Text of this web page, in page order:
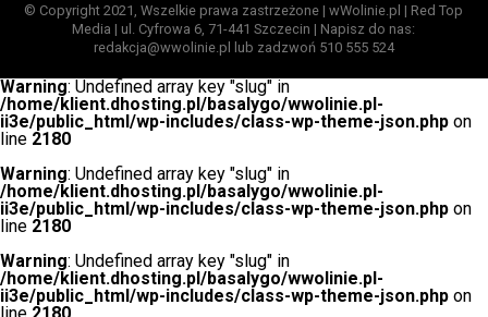
© Copyright 2021, Wszelkie prawa zastrzeżone | wWolinie.pl | Red Top
Media | ul. Cyfrowa 6, 71-441 Szczecin | Napisz do nas:
redakcja@wwolinie.pl lub zadzwoń 510 555 524
Warning: Undefined array key "slug" in
/home/klient.dhosting.pl/basalygo/wwolinie.pl-
ii3e/public_html/wp-includes/class-wp-theme-json.php on
line 2180
Warning: Undefined array key "slug" in
/home/klient.dhosting.pl/basalygo/wwolinie.pl-
ii3e/public_html/wp-includes/class-wp-theme-json.php on
line 2180
Warning: Undefined array key "slug" in
/home/klient.dhosting.pl/basalygo/wwolinie.pl-
ii3e/public_html/wp-includes/class-wp-theme-json.php on